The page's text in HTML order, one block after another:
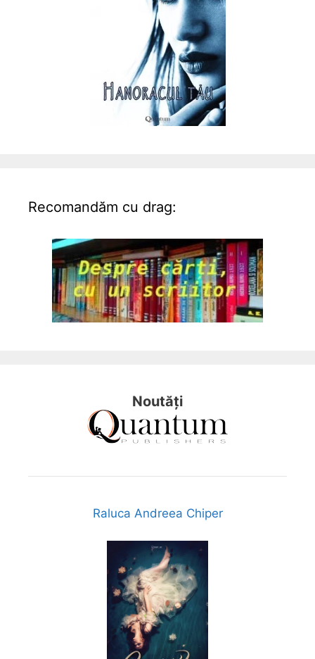
Recomandăm cu drag:
Noutăți
Raluca Andreea Chiper